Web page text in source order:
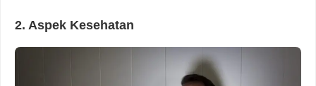
2. Aspek Kesehatan